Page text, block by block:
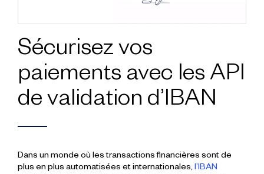
Planifiez une démo
Français
Sécurisez vos
paiements avec les API
de validation d’IBAN
Dans un monde où les transactions financières sont de
plus en plus automatisées et internationales,l’IBAN